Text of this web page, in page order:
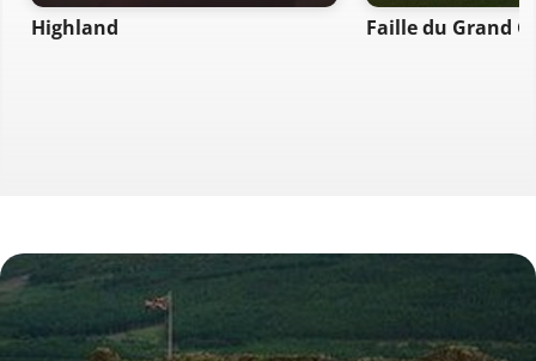
Highland Faille du Grand